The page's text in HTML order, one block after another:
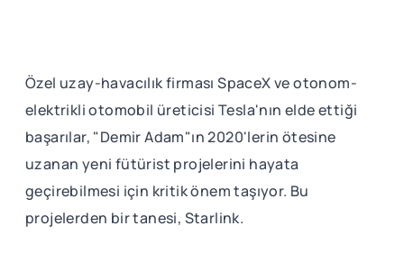
Özel uzay-havacılık firması SpaceX ve otonom-
elektrikli otomobil üreticisi Tesla'nın elde ettiği
başarılar, "Demir Adam"ın 2020'lerin ötesine
uzanan yeni fütürist projelerini hayata
geçirebilmesi için kritik önem taşıyor. Bu
projelerden bir tanesi, Starlink.